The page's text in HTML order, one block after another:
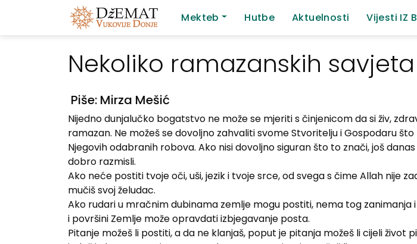
Main Navigation Mekteb Hutbe Aktuelnosti Vijesti IZ
Nekoliko ramazanskih savjeta
Piše: Mirza Mešić
Nijedno dunjalučko bogatstvo ne može se mjeriti s činjenicom da si živ,
ramazan. Ne možeš se dovoljno zahvaliti svome Stvoritelju i Gospodaru
Njegovih odabranih robova. Ako nisi dovoljno siguran što to znači, još
dobro razmisli.
Ako neće postiti tvoje oči, uši, jezik i tvoje srce, od svega s čime Allah nije
mučiš svoj želudac.
Ako rudari u mračnim dubinama zemlje mogu postiti, nema tog zanimanja
i površini Zemlje može opravdati izbjegavanje posta.
Pitanje možeš li postiti, a da ne klanjaš, poput je pitanja možeš li cijeli život